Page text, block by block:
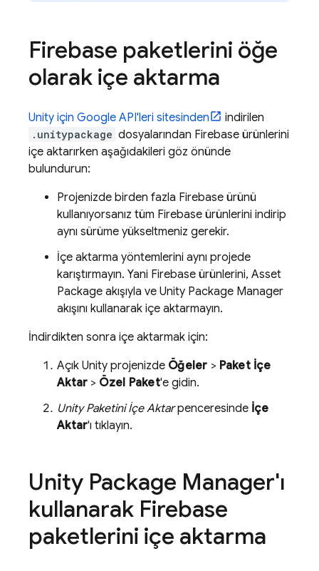
Firebase paketlerini öğe
olarak içe aktarma
Unity için Google API'leri sitesinden indirilen
.unitypackage dosyalarından Firebase ürünlerini
içe aktarırken aşağıdakileri göz önünde
bulundurun:
Projenizde birden fazla Firebase ürünü
kullanıyorsanız tüm Firebase ürünlerini indirip
aynı sürüme yükseltmeniz gerekir.
İçe aktarma yöntemlerini aynı projede
karıştırmayın. Yani Firebase ürünlerini, Asset
Package akışıyla ve Unity Package Manager
akışını kullanarak içe aktarmayın.
İndirdikten sonra içe aktarmak için:
Açık Unity projenizde Öğeler > Paket İçe
Aktar > Özel Paket'e gidin.
Unity Paketini İçe Aktarpenceresinde İçe
Aktar'ı tıklayın.
Unity Package Manager'ı
kullanarak Firebase
paketlerini içe aktarma